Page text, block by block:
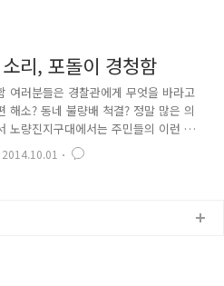
리, 포돌이 경청함
여러분들은 경찰관에게 무엇을 바라고
해소? 동네 불량배 척결? 정말 많은 의
노량진지구대에서는 주민들의 이런 의
적으로 반영하기 위하여 포돌이 경
고 싶은 말씀이 있다고요? 그렇다면
노량진 관내 주택밀집지역 이곳,
2014.10.01